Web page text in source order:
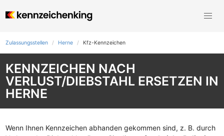
Zulassungsstellen Herne Kfz-Kennzeichen
KENNZEICHEN NACH
VERLUST/DIEBSTAHL ERSETZEN IN
HERNE
Wenn Ihnen Kennzeichen abhanden gekommen sind, z. B. durch